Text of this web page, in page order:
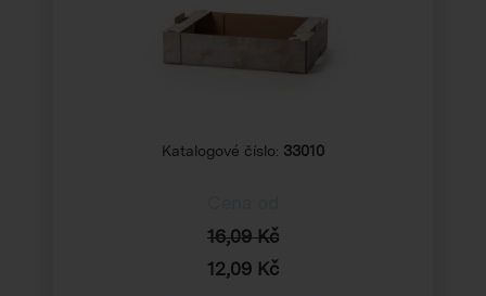
Katalogové číslo: 33010
16,09 Kč
12,09 Kč